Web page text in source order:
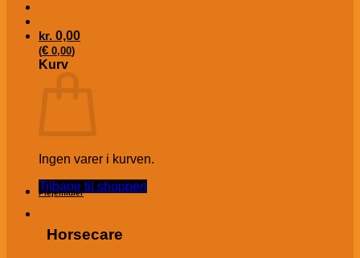
kr. 0,00
(€ 0,00)
Kurv
Ingen varer i kurven.
Tilbage til shoppen
Plejemidler
Horsecare